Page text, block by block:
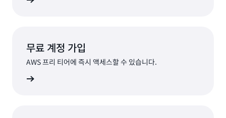
무료 계정 가입
AWS 프리 티어에 즉시 액세스할 수 있습니다.